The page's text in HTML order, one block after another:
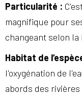
Particularité :
magnifique pour
changeant selon la
Habitat de
l'oxygénation de
abords des